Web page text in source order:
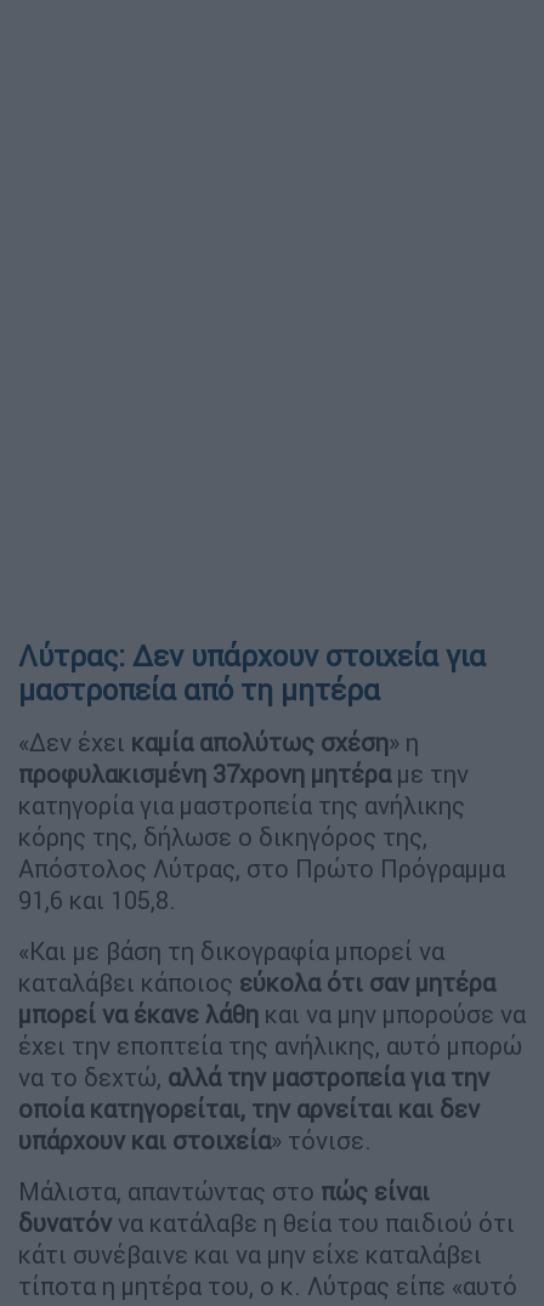
Λύτρας: Δεν υπάρχουν στοιχεία για
μαστροπεία από τη μητέρα
«Δεν έχει καμία απολύτως σχέση» η
προφυλακισμένη 37χρονη μητέραμε την
κατηγορία για μαστροπεία της ανήλικης
κόρης της, δήλωσε ο δικηγόρος της,
Απόστολος Λύτρας, στο Πρώτο Πρόγραμμα
91,6 και 105,8.
«Και με βάση τη δικογραφία μπορεί να
καταλάβει κάποιος εύκολα ότι σαν μητέρα
μπορεί να έκανε λάθη και να μην μπορούσε να
έχει την εποπτεία της ανήλικης, αυτό μπορώ
να το δεχτώ, αλλά την μαστροπεία για την
οποία κατηγορείται, την αρνείται και δεν
υπάρχουν και στοιχεία» τόνισε.
Μάλιστα, απαντώντας στο πώς είναι
δυνατόν να κατάλαβε η θεία του παιδιού ότι
κάτι συνέβαινε και να μην είχε καταλάβει
τίποτα η μητέρα του, ο κ. Λύτρας είπε «αυτό